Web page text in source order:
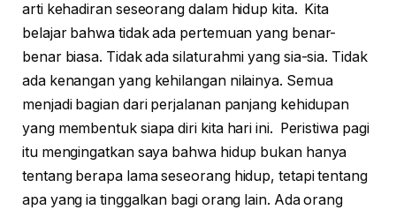
arti kehadiran seseorang dalam hidup kita. Kita
belajar bahwa tidak ada pertemuan yang benar-
benar biasa. Tidak ada silaturahmi yang sia-sia. Tidak
ada kenangan yang kehilangan nilainya. Semua
menjadi bagian dari perjalanan panjang kehidupan
yang membentuk siapa diri kita hari ini. Peristiwa pagi
itu mengingatkan saya bahwa hidup bukan hanya
tentang berapa lama seseorang hidup, tetapi tentang
apa yang ia tinggalkan bagi orang lain. Ada orang